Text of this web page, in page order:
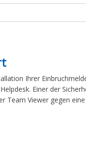
Ihrer
Einer der
Team Viewer gegen